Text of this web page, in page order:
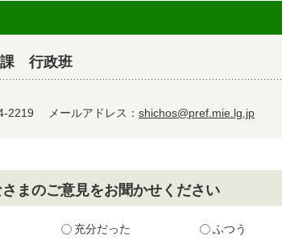
行政班
2219 メールアドレス： shichos@pref.mie.lg.jp
まのご意見をお聞かせください
充分だった ふつう